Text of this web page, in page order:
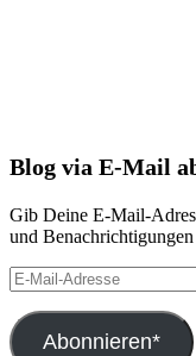
Blog via E-Mail
Gib Deine E-Mail-
und
E-
Mail-
Adresse
Abonnieren*